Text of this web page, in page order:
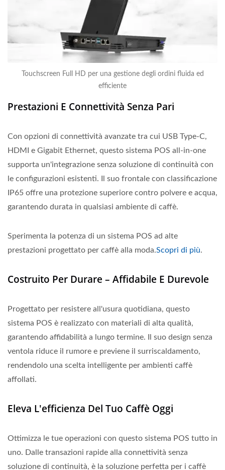
Touchscreen Full HD per una gestione degli ordini fluida ed
efficiente
Prestazioni E Connettività Senza Pari
Con opzioni di connettività avanzate tra cui USB Type-C,
HDMI e Gigabit Ethernet, questo sistema POS all-in-one
supporta un'integrazione senza soluzione di continuità con
le configurazioni esistenti. Il suo frontale con classificazione
IP65 offre una protezione superiore contro polvere e acqua,
garantendo durata in qualsiasi ambiente di caffè.
Sperimenta la potenza di un sistema POS ad alte
prestazioni progettato per caffè alla moda.Scopri di più.
Costruito Per Durare – Affidabile E Durevole
Progettato per resistere all'usura quotidiana, questo
sistema POS è realizzato con materiali di alta qualità,
garantendo affidabilità a lungo termine. Il suo design senza
ventola riduce il rumore e previene il surriscaldamento,
rendendolo una scelta intelligente per ambienti caffè
affollati.
Eleva L'efficienza Del Tuo Caffè Oggi
Ottimizza le tue operazioni con questo sistema POS tutto in
uno. Dalle transazioni rapide alla connettività senza
soluzione di continuità, è la soluzione perfetta per i caffè